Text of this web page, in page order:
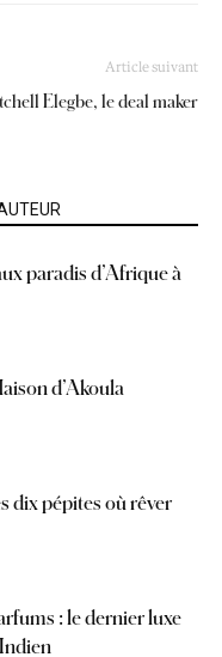
Article suivant
Elegbe, le deal maker
paradis d’Afrique à
d’Akoula
dix pépites où rêver
: le dernier luxe